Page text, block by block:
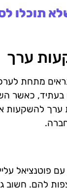
תוכלו
ערך
מתחת
כאשר
ערך
פוטנציאל
להם.